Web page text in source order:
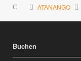
ATANANGO
Buchen